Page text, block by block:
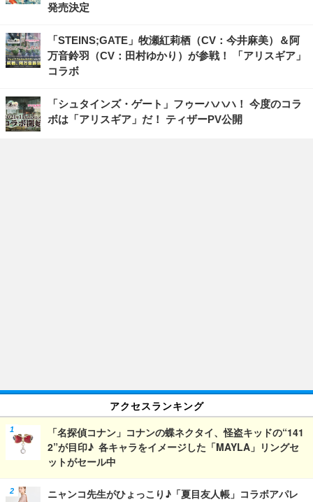
発売決定
「STEINS;GATE」牧瀬紅莉栖（CV：今井麻美）＆阿
万音鈴羽（CV：田村ゆかり）が参戦！ 「アリスギア」
コラボ
「シュタインズ・ゲート」フゥーハハハ！ 今度のコラ
ボは「アリスギア」だ！ ティザーPV公開
アクセスランキング
「名探偵コナン」コナンの蝶ネクタイ、怪盗キッドの“141
2”が目印♪ 各キャラをイメージした「MAYLA」リングセ
ットがセール中
ニャンコ先生がひょっこり♪「夏目友人帳」コラボアパレ